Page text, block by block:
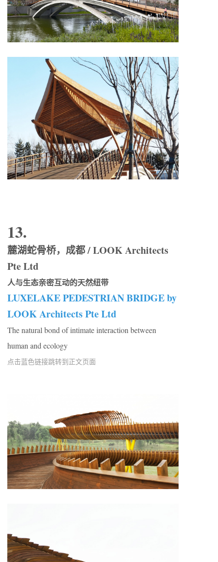
13.
麓湖蛇骨桥，成都 / LOOK Architects
Pte Ltd
人与生态亲密互动的天然纽带
LUXELAKE PEDESTRIAN BRIDGE by
LOOK Architects Pte Ltd
The natural bond of intimate interaction between
human and ecology
点击蓝色链接跳转到正文页面